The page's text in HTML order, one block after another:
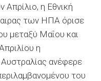
η Εθνική
των ΗΠΑ όρισε
μεταξύ Μαΐου και
η
ανέφερε
του